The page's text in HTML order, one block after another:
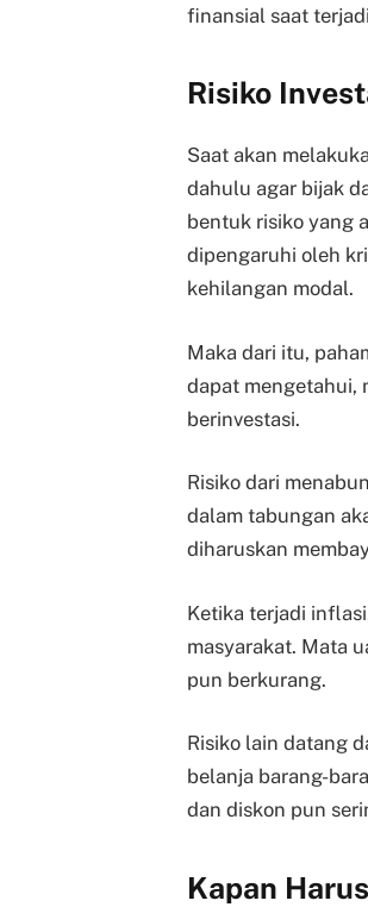
finansial saat
Risiko
Saat akan
dahulu agar bijak
bentuk risiko yang
dipengaruhi oleh
kehilangan modal.
Maka dari itu,
dapat mengetahui,
berinvestasi.
Risiko dari
dalam tabungan
diharuskan
Ketika terjadi
masyarakat. Mata
pun berkurang.
Risiko lain datang
belanja barang-
dan diskon pun
Kapan